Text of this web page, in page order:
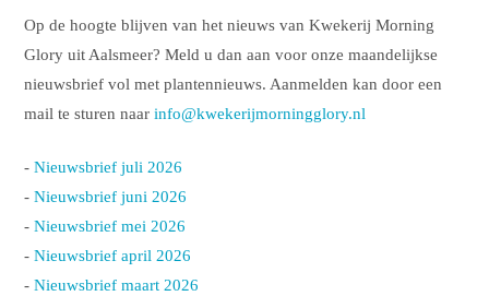
Op de hoogte blijven van het nieuws van Kwekerij Morning
Glory uit Aalsmeer? Meld u dan aan voor onze maandelijkse
nieuwsbrief vol met plantennieuws. Aanmelden kan door een
mail te sturen naarinfo@kwekerijmorningglory.nl
-Nieuwsbrief juli 2026
-Nieuwsbrief juni 2026
-Nieuwsbrief mei 2026
-Nieuwsbrief april 2026
-Nieuwsbrief maart 2026